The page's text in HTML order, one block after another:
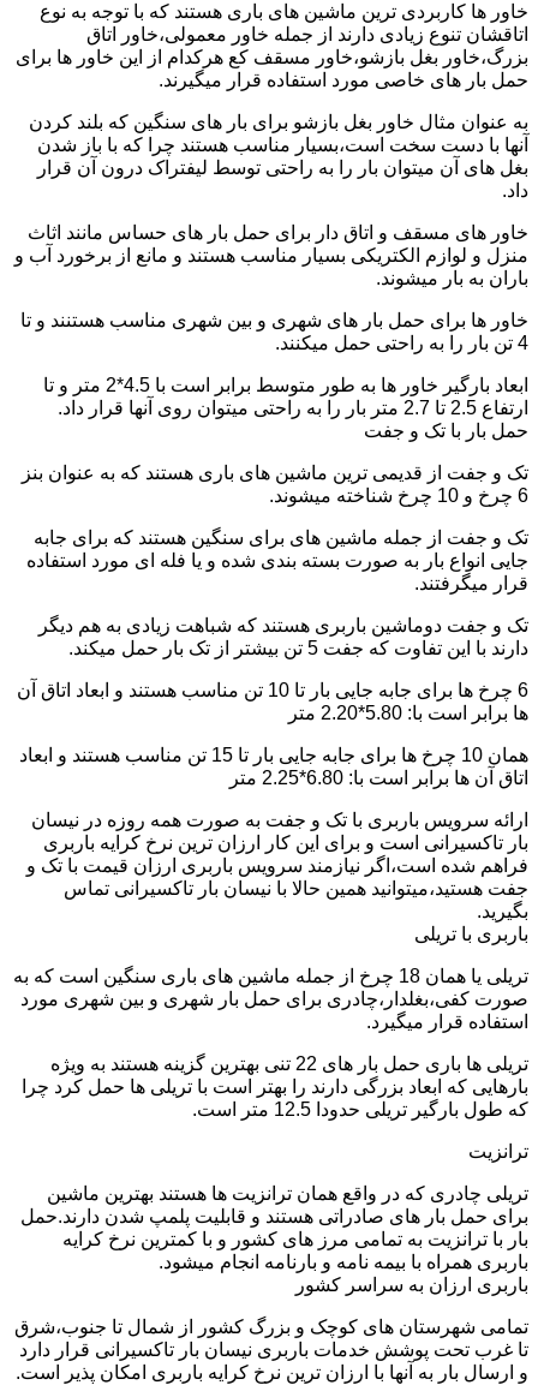
خاور ها کاربردی ترین ماشین های باری هستند که با توجه به نوع
اتاقشان تنوع زیادی دارند از جمله خاور معمولی،خاور اتاق
بزرگ،خاور بغل بازشو،خاور مسقف کع هرکدام از این خاور ها برای
حمل بار های خاصی مورد استفاده قرار میگیرند.
به عنوان مثال خاور بغل بازشو برای بار های سنگین که بلند کردن
آنها با دست سخت است،بسیار مناسب هستند چرا که با باز شدن
بغل های آن میتوان بار را به راحتی توسط لیفتراک درون آن قرار
داد.
خاور های مسقف و اتاق دار برای حمل بار های حساس مانند اثاث
منزل و لوازم الکتریکی بسیار مناسب هستند و مانع از برخورد آب و
باران به بار میشوند.
خاور ها برای حمل بار های شهری و بین شهری مناسب هستنند و تا
4 تن بار را به راحتی حمل میکنند.
ابعاد بارگیر خاور ها به طور متوسط برابر است با 4.5*2 متر و تا
ارتفاع 2.5 تا 2.7 متر بار را به راحتی میتوان روی آنها قرار داد.
حمل بار با تک و جفت
تک و جفت از قدیمی ترین ماشین های باری هستند که به عنوان بنز
6 چرخ و 10 چرخ شناخته میشوند.
تک و جفت از جمله ماشین های برای سنگین هستند که برای جابه
جایی انواع بار به صورت بسته بندی شده و یا فله ای مورد استفاده
قرار میگرفتند.
تک و جفت دوماشین باربری هستند که شباهت زیادی به هم دیگر
دارند با این تفاوت که جفت 5 تن بیشتر از تک بار حمل میکند.
6 چرخ ها برای جابه جایی بار تا 10 تن مناسب هستند و ابعاد اتاق آن
ها برابر است با: 5.80*2.20 متر
همان 10 چرخ ها برای جابه جایی بار تا 15 تن مناسب هستند و ابعاد
اتاق آن ها برابر است با: 6.80*2.25 متر
ارائه سرویس باربری با تک و جفت به صورت همه روزه در نیسان
بار تاکسیرانی است و برای این کار ارزان ترین نرخ کرایه باربری
فراهم شده است،اگر نیازمند سرویس باربری ارزان قیمت با تک و
جفت هستید،میتوانید همین حالا با نیسان بار تاکسیرانی تماس
بگیرید.
باربری با تریلی
تریلی یا همان 18 چرخ از جمله ماشین های باری سنگین است که به
صورت کفی،بغلدار،چادری برای حمل بار شهری و بین شهری مورد
استفاده قرار میگیرد.
تریلی ها باری حمل بار های 22 تنی بهترین گزینه هستند به ویژه
بارهایی که ابعاد بزرگی دارند را بهتر است با تریلی ها حمل کرد چرا
که طول بارگیر تریلی حدودا 12.5 متر است.
ترانزیت
تریلی چادری که در واقع همان ترانزیت ها هستند بهترین ماشین
برای حمل بار های صادراتی هستند و قابلیت پلمپ شدن دارند.حمل
بار با ترانزیت به تمامی مرز های کشور و با کمترین نرخ کرایه
باربری همراه با بیمه نامه و بارنامه انجام میشود.
باربری ارزان به سراسر کشور
تمامی شهرستان های کوچک و بزرگ کشور از شمال تا جنوب،شرق
تا غرب تحت پوشش خدمات باربری نیسان بار تاکسیرانی قرار دارد
و ارسال بار به آنها با ارزان ترین نرخ کرایه باربری امکان پذیر است.